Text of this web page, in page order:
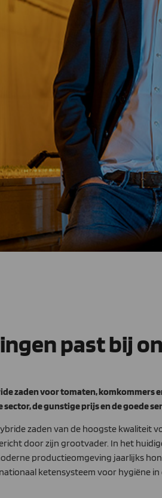
past bij
zaden voor tomaten, komkommers
de gunstige prijs en de goede
zaden van de hoogste kwaliteit
door zijn grootvader. In het
productieomgeving jaarlijks
ketensysteem voor hygiëne